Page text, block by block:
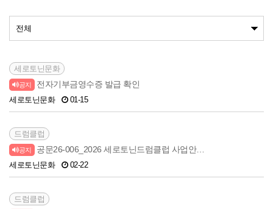
세로토닌문화
공지 전자기부금영수증 발급 확인
세로토닌문화 01-15
드럼클럽
공지 공문26-006_2026 세로토닌드럼클럽 사업안…
세로토닌문화 02-22
드럼클럽